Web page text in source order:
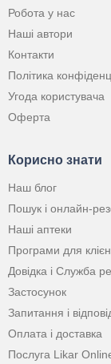
Робота у нас
Наші автори
Контакти
Політика
Угода користувача
Оферта
Корисно знати
Наш блог
Пошук і онлайн-
Наші аптеки
Програми для
Довідка і Служба
Застосунок
Запитання і
Оплата і доставка
Послуга Likar